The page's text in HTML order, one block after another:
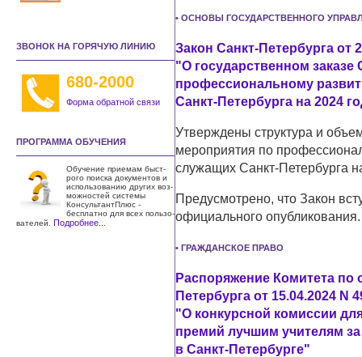
ЗВОНОК НА ГОРЯЧУЮ ЛИНИЮ
680-2000
Форма обратной связи
ПРОГРАММА ОБУЧЕНИЯ
Обучение приемам быст­
рого поиска документов и
использо­ванию других воз­
можностей системы
КонсультантПлюс -
бесплатно для всех пользо­
вателей. Подробнее...
• ОСНОВЫ ГОСУДАРСТВЕННОГО
Закон Санкт-Петербурга от
"О государственном заказе
профессиональному
Санкт-Петербурга на 2024
Утверждены структура и
мероприятия по
служащих Санкт-Петербурга
Предусмотрено, что Закон
официального опубликования.
• ГРАЖДАНСКОЕ ПРАВО
Распоряжение Комитета по
Петербурга от 15.04.2024 N
"О конкурсной комиссии
премий лучшим учителям за
в Санкт-Петербурге"